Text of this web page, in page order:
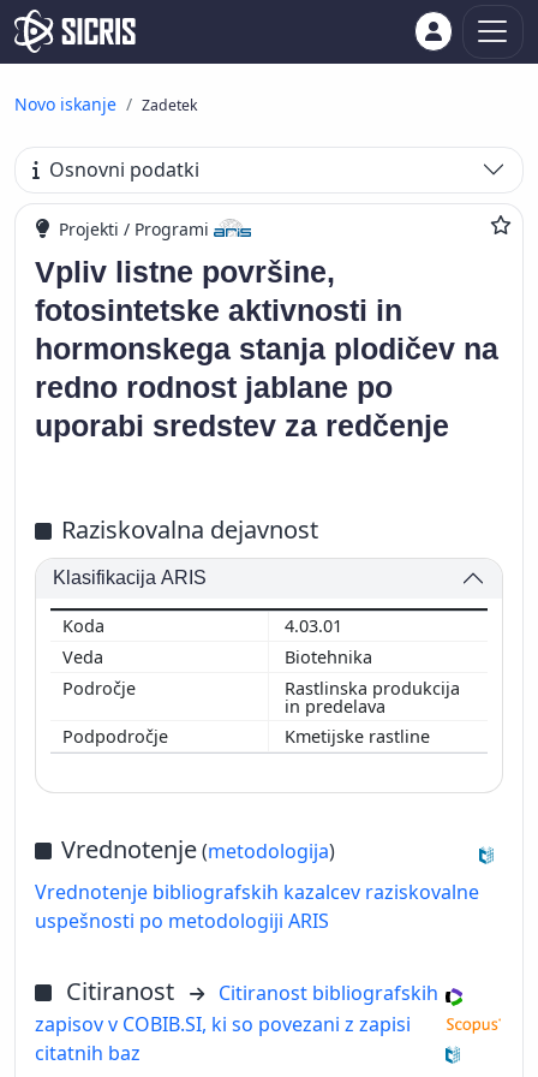
Novo iskanje Zadetek
Osnovni podatki
Projekti / Programi
Vpliv listne površine,
fotosintetske aktivnosti in
hormonskega stanja plodičev na
redno rodnost jablane po
uporabi sredstev za redčenje
Raziskovalna dejavnost
Klasifikacija ARIS
4.03.01
Biotehnika
Rastlinska produkcija
in predelava
Kmetijske rastline
Vrednotenje(metodologija)
Vrednotenje bibliografskih kazalcev raziskovalne
uspešnosti po metodologiji ARIS
Citiranost
Citiranost bibliografskih
zapisov v COBIB.SI, ki so povezani z zapisi
citatnih baz